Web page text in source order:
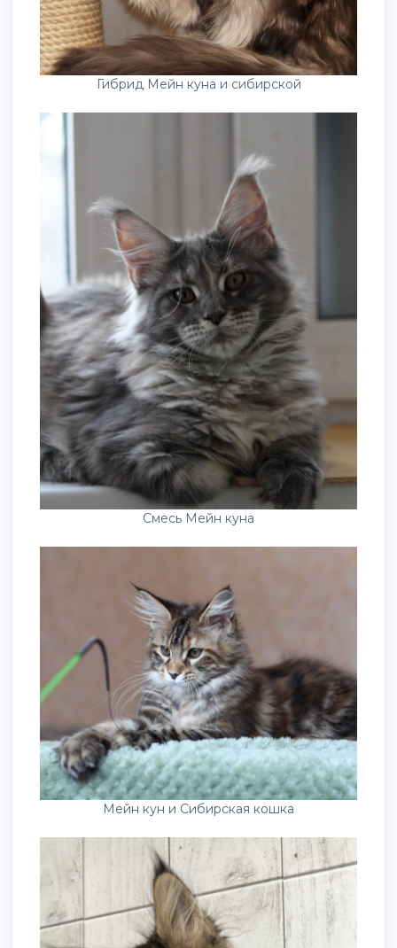
Гибрид Мейн куна и сибирской
Смесь Мейн куна
Мейн кун и Сибирская кошка